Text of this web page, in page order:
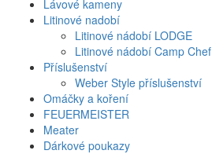
Lávové kameny
Litinové nadobí
Litinové nádobí LODGE
Litinové nádobí Camp Chef
Příslušenství
Weber Style příslušenství
Omáčky a koření
FEUERMEISTER
Meater
Dárkové poukazy